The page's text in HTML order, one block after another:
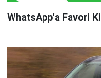
WhatsApp'a Favori